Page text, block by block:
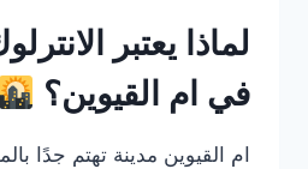
لماذا يعتبر
في ام القيوين؟
ام القيوين مدينة تهتم جدًا